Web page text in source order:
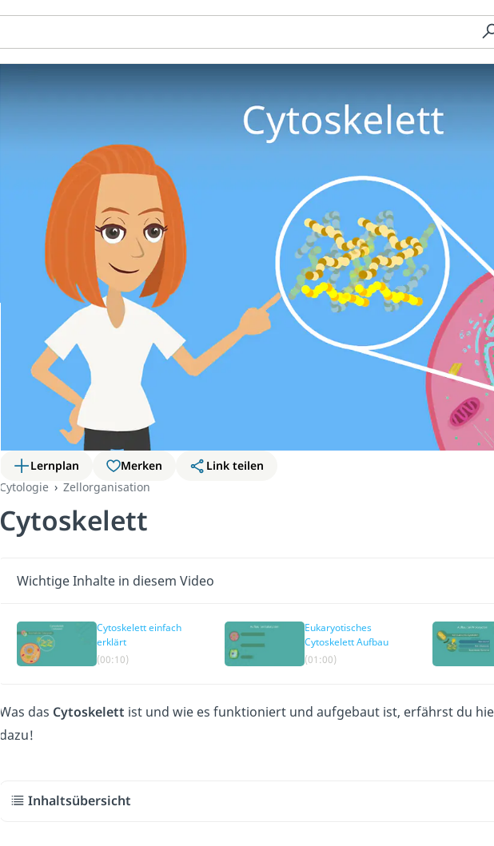
Lernplan Merken
Link teilen
Cytologie
Zellorganisation
Cytoskelett
Wichtige Inhalte in diesem Video
Cytoskelett einfach
erklärt
(00:10)
Eukaryotisches
Cytoskelett Aufbau
(01:00)
Was das Cytoskelett ist und wie es funktioniert und aufgebaut ist, erfährst du
dazu!
Inhaltsübersicht